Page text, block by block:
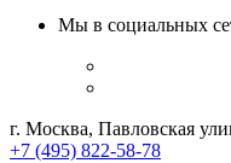
Мы в социальных
г. Москва, Павловская
+7 (495) 822-58-78